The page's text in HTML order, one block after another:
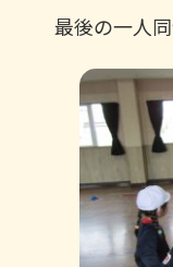
最後の一人